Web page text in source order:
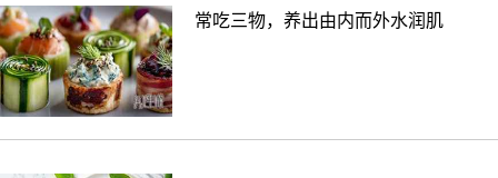
常吃三物，养出由内而外水润肌